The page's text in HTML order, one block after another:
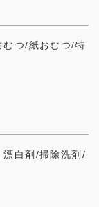
むつ/紙おむつ/特
漂白剤/掃除洗剤/